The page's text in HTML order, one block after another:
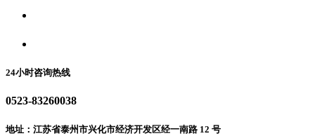
24小时咨询热线
0523-83260038
地址：江苏省泰州市兴化市经济开发区经一南路 12 号